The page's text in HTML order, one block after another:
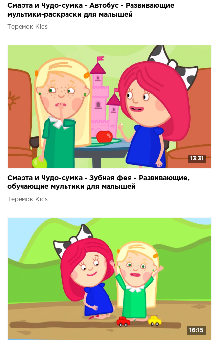
Смарта и Чудо-сумка - Автобус - Развивающие
мультики-раскраски для малышей
Теремок Kids
13:31
Смарта и Чудо-сумка - Зубная фея - Развивающие,
обучающие мультики для малышей
Теремок Kids
16:15